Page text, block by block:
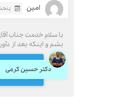
امین پنجشنبه ۱۸
بشم و اینکه بعد از
دکتر حسین کرمی